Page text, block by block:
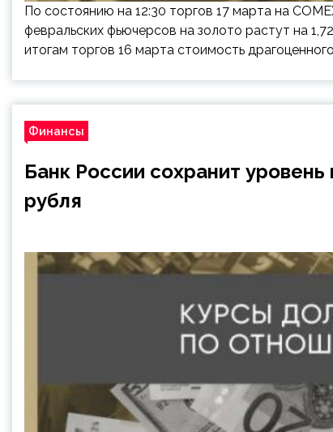
По состоянию на 12:30 торгов 17 марта на
февральских фьючерсов на золото растут на
итогам торгов 16 марта стоимость
Финансы
Банк России сохранит
рубля